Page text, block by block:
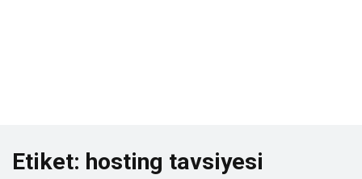
Etiket: hosting tavsiyesi